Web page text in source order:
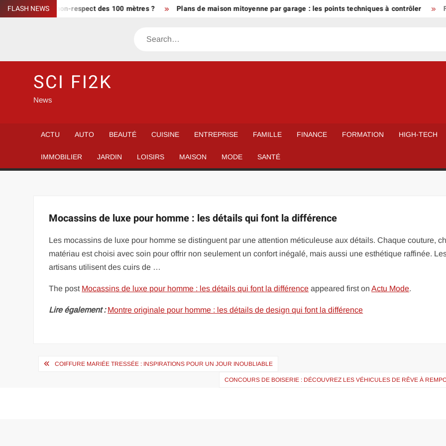
Skip
to
FLASH NEWS
en cas de non-respect des 100 mètres ? Plans de maison mitoyenne par garage : les points techniques à contrôler
Search
SCI FI2K
News
ACTU AUTO BEAUTÉ CUISINE ENTREPRISE FAMILLE FINANCE FORMATION HIGH-TECH
IMMOBILIER JARDIN LOISIRS MAISON MODE SANTÉ
Mocassins de luxe pour homme : les détails qui font la différence
Les mocassins de luxe pour homme se distinguent par une attention méticuleuse aux détails. Chaque couture,
matériau est choisi avec soin pour offrir non seulement un confort inégalé, mais aussi une esthétique raffinée.
artisans utilisent des cuirs de …
The post Mocassins de luxe pour homme : les détails qui font la différence appeared first onActu Mode.
Lire également : Montre originale pour homme : les détails de design qui font la différence
Navigation
COIFFURE MARIÉE TRESSÉE : INSPIRATIONS POUR UN JOUR INOUBLIABLE
CONCOURS DE BOISERIE : DÉCOUVREZ LES VÉHICULES DE RÊVE À